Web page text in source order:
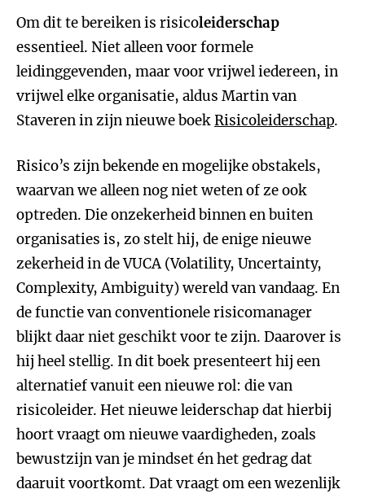
Om dit te bereiken is risicoleiderschap
essentieel. Niet alleen voor formele
leidinggevenden, maar voor vrijwel iedereen, in
vrijwel elke organisatie, aldus Martin van
Staveren in zijn nieuwe boekRisicoleiderschap.
Risico’s zijn bekende en mogelijke obstakels,
waarvan we alleen nog niet weten of ze ook
optreden. Die onzekerheid binnen en buiten
organisaties is, zo stelt hij, de enige nieuwe
zekerheid in de VUCA (Volatility, Uncertainty,
Complexity, Ambiguity) wereld van vandaag. En
de functie van conventionele risicomanager
blijkt daar niet geschikt voor te zijn. Daarover is
hij heel stellig. In dit boek presenteert hij een
alternatief vanuit een nieuwe rol: die van
risicoleider. Het nieuwe leiderschap dat hierbij
hoort vraagt om nieuwe vaardigheden, zoals
bewustzijn van je mindset én het gedrag dat
daaruit voortkomt. Dat vraagt om een wezenlijk